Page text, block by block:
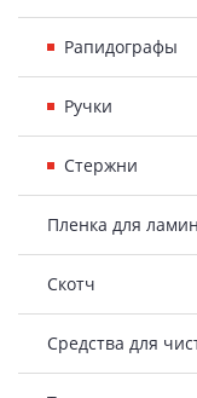
Рапидографы
Ручки
Стержни
Пленка для
Скотч
Средства для